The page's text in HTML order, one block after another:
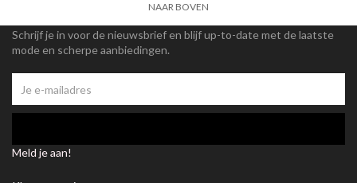
NAAR BOVEN
Schrijf je in voor de nieuwsbrief en blijf up-to-date met de laatste
mode en scherpe aanbiedingen.
Meld je aan!